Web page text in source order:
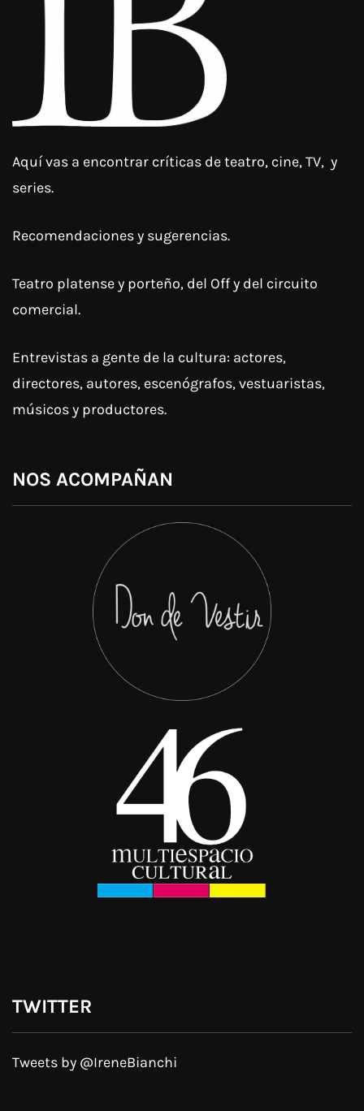
Aquí vas a encontrar críticas de teatro, cine, TV, y
series.
Recomendaciones y sugerencias.
Teatro platense y porteño, del Off y del circuito
comercial.
Entrevistas a gente de la cultura: actores,
directores, autores, escenógrafos, vestuaristas,
músicos y productores.
NOS ACOMPAÑAN
TWITTER
Tweets by @IreneBianchi